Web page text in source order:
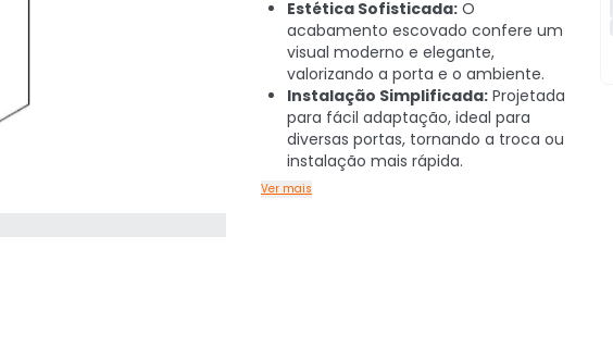
Estética Sofisticada: O
acabamento escovado confere um
visual moderno e elegante,
valorizando a porta e o ambiente.
Instalação Simplificada: Projetada
para fácil adaptação, ideal para
diversas portas, tornando a troca ou
instalação mais rápida.
Ver mais